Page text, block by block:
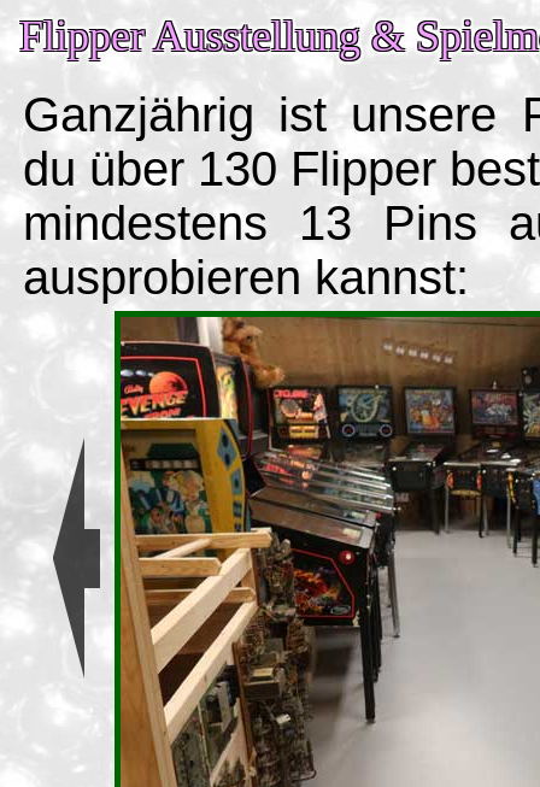
Flipper Ausstellung &
Ganzjährig ist unsere
du über 130 Flipper
mindestens 13 Pins
ausprobieren kannst: